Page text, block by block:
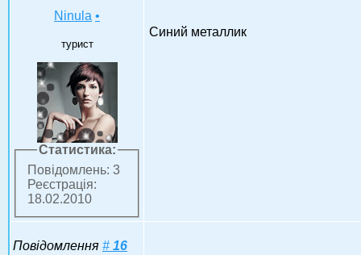
Ninula •
турист
Статистика:
Повідомлень: 3
Реєстрація:
18.02.2010
Синий металлик
Повідомлення # 16